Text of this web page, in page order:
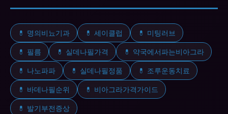
💊 명의비뇨기과 💊 세이클럽
💊 미팅러브
💊 필름
💊 실데나필가격
💊 약국에서파는비아그라
💊 나노파파
💊 실데나필정품
💊 조루운동치료
💊 바데나필순위
💊 비아그라가격가이드
💊 발기부전증상